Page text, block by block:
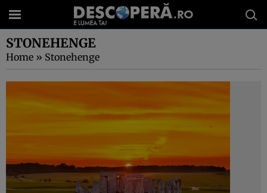
STONEHENGE
Home » Stonehenge